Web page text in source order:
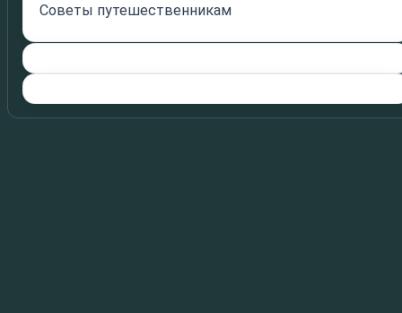
Советы путешественникам